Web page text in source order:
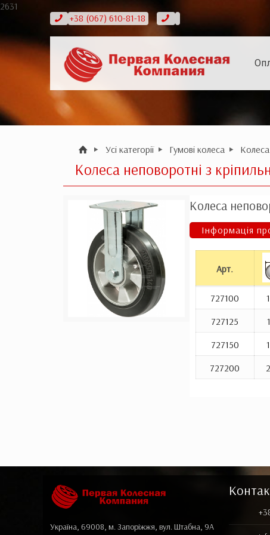
+38 (067) 610-81-18
2631
Усі категорії Гумові колеса
Колеса неповоротні з
Колеса
Інформація
Арт.
727100
727125
727150
727200
Україна, 69008, м. Запоріжжя, вул. Штабна, 9А